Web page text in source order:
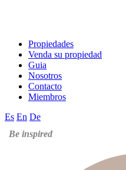
Propiedades
Venda su propiedad
Guia
Nosotros
Contacto
Miembros
Es En De
Be inspired